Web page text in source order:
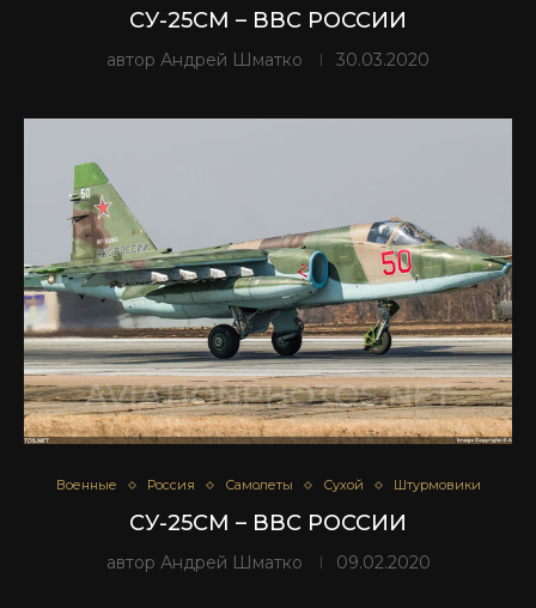
СУ-25СМ – ВВС РОССИИ
автор Андрей Шматко 30.03.2020
Военные Россия Самолеты Сухой Штурмовики
СУ-25СМ – ВВС РОССИИ
автор Андрей Шматко 09.02.2020